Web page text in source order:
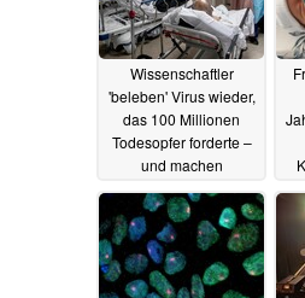
Wissenschaftler
'beleben' Virus wieder,
das 100 Millionen
Todesopfer forderte –
und machen
unerwartete
Entdeckung
07.08.2025